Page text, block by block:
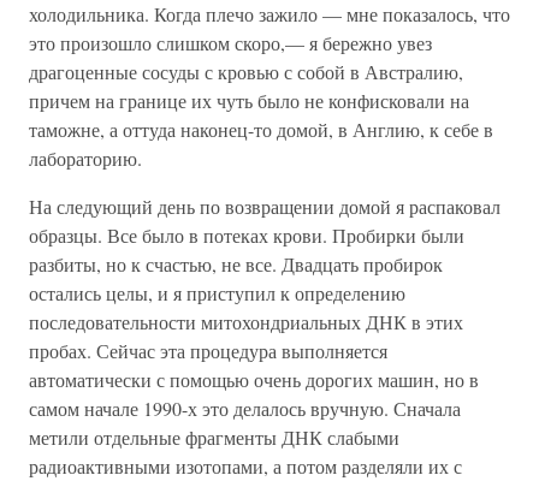
холодильника. Когда плечо зажило — мне показалось, что
это произошло слишком скоро,— я бережно увез
драгоценные сосуды с кровью с собой в Австралию,
причем на границе их чуть было не конфисковали на
таможне, а оттуда наконец-то домой, в Англию, к себе в
лабораторию.
На следующий день по возвращении домой я распаковал
образцы. Все было в потеках крови. Пробирки были
разбиты, но к счастью, не все. Двадцать пробирок
остались целы, и я приступил к определению
последовательности митохондриальных ДНК в этих
пробах. Сейчас эта процедура выполняется
автоматически с помощью очень дорогих машин, но в
самом начале 1990-х это делалось вручную. Сначала
метили отдельные фрагменты ДНК слабыми
радиоактивными изотопами, а потом разделяли их с